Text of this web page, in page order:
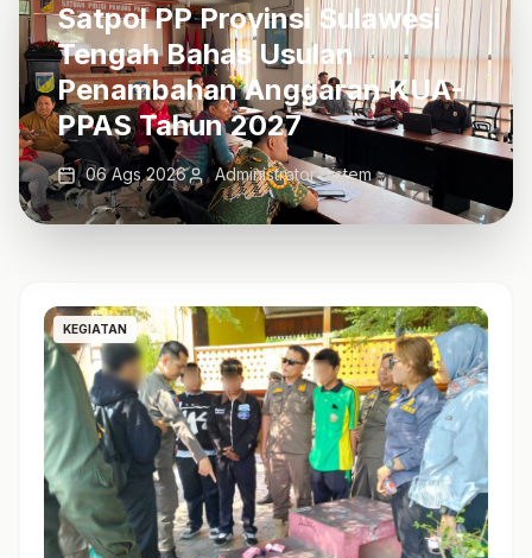
Satpol PP Provinsi Sulawesi
Tengah Bahas Usulan
Penambahan Anggaran KUA-
PPAS Tahun 2027
06 Ags 2026 Administrator Sistem
KEGIATAN